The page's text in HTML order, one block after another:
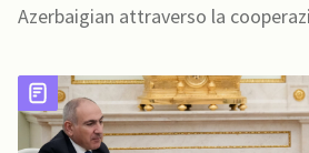
Azerbaigian attraverso la
trasporti